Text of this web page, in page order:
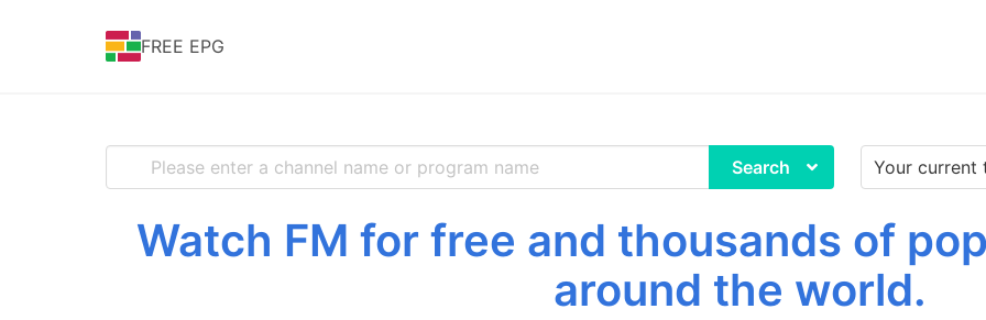
FREE EPG
Search
Watch FM for free and thousands of
around the world.